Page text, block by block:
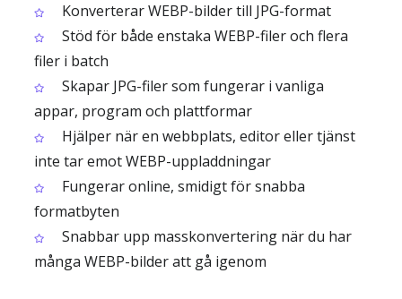
Konverterar WEBP-bilder till JPG-format
Stöd för både enstaka WEBP-filer och flera
filer i batch
Skapar JPG-filer som fungerar i vanliga
appar, program och plattformar
Hjälper när en webbplats, editor eller tjänst
inte tar emot WEBP-uppladdningar
Fungerar online, smidigt för snabba
formatbyten
Snabbar upp masskonvertering när du har
många WEBP-bilder att gå igenom